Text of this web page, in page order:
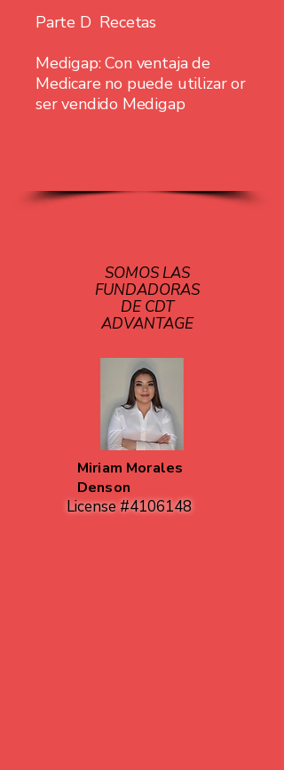
Parte D Recetas
Medigap: Con ventaja de
Medicare no puede utilizar or
ser vendido Medigap
SOMOS LAS
FUNDADORAS
DE CDT
ADVANTAGE
Miriam Morales
Denson
License #4106148